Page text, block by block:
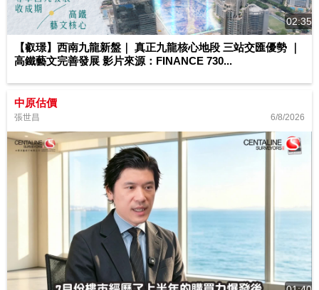
02:35
【叡璟】西南九龍新盤｜ 真正九龍核心地段 三站交匯優勢 ｜
高鐵藝文完善發展 影片來源：FINANCE 730...
中原估價
張世昌 6/8/2026